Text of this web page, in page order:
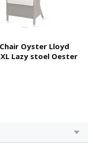
Oyster Lloyd
Lazy stoel Oester